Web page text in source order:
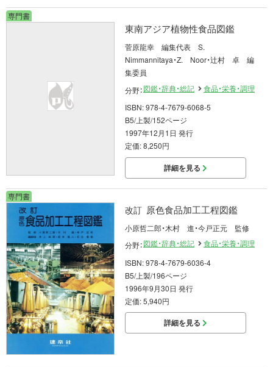
専門書
東南アジア植物性食品図鑑
菅原龍幸 編集代表 S.
Nimmannitaya・Z. Noor・辻村 卓 編
集委員
分野：図鑑・辞典・総記
食品・栄養・調理
ISBN: 978-4-7679-6068-5
B5/上製/152ページ
1997年12月1日 発行
定価: 8,250円
詳細を見る
専門書
改訂 原色食品加工工程図鑑
小原哲二郎・木村 進・今戸正元 監修
分野：図鑑・辞典・総記
食品・栄養・調理
ISBN: 978-4-7679-6036-4
B5/上製/196ページ
1996年9月30日 発行
定価: 5,940円
詳細を見る